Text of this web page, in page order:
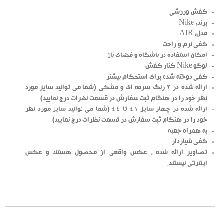
کفش ورزشی
برند: Nike
مدل: AIR
کفی نرم و راحت
امکان استفاده در باشگاه و فضای باز
لوگو Nike کنار کفش
کفی دوخته شده برای استحکام بیشتر
ارائه شده در 2 رنگ سرمه ای و مشکی (شما می توانید سایز مورد
نظر خود را در هنگام ثبت سفارش در قسمت نظرات درج نمایید)
ارائه شده در چهار سایز 41 تا 44 (شما می توانید سایز مورد نظر
خود را در هنگام ثبت سفارش در قسمت نظرات درج نمایید)
به همراه جعبه
کفی شیاردار
تصاویر ارائه شده ، عکس واقعی از محصول هستند و عکس
اینترنتی نیستند.